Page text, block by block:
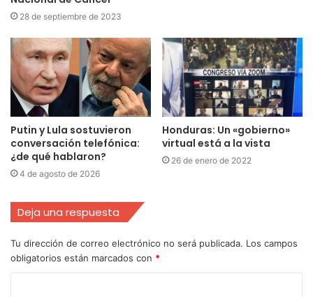
28 de septiembre de 2023
Putin y Lula sostuvieron
conversación telefónica:
¿de qué hablaron?
4 de agosto de 2026
Honduras: Un «gobierno»
virtual está a la vista
26 de enero de 2022
Deja una respuesta
Tu dirección de correo electrónico no será publicada. Los campos
obligatorios están marcados con *